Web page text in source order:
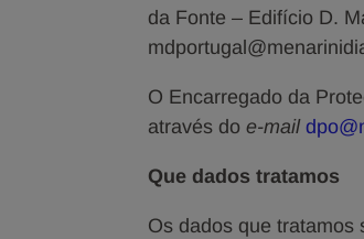
da Fonte – Edifício D.
O Encarregado da
através doe-mail
Que dados tratamos
Os dados que tratamos